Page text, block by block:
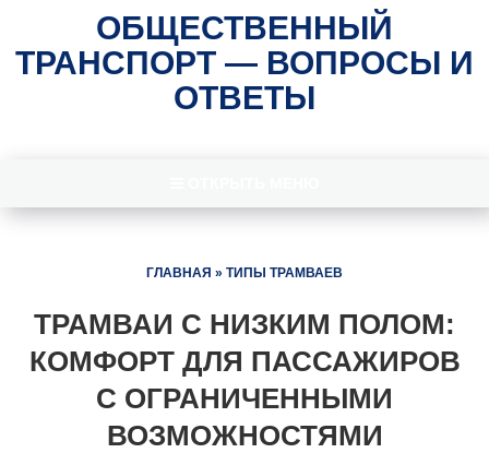
ОБЩЕСТВЕННЫЙ
ТРАНСПОРТ — ВОПРОСЫ И
ОТВЕТЫ
ГЛАВНАЯ » ТИПЫ ТРАМВАЕВ
ТРАМВАИ С НИЗКИМ ПОЛОМ:
КОМФОРТ ДЛЯ ПАССАЖИРОВ
С ОГРАНИЧЕННЫМИ
ВОЗМОЖНОСТЯМИ